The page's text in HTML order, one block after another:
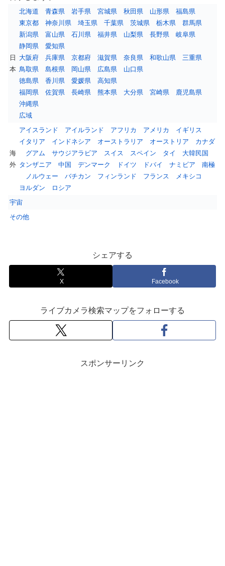
日
本
北海道 青森県 岩手県 宮城県 秋田県 山形県
福島県
東京都
神奈川県 埼玉県 千葉県 茨城県 栃木県
群馬県
新潟県
富山県 石川県 福井県 山梨県 長野県
岐阜県
静岡県
愛知県
大阪府
兵庫県 京都府 滋賀県 奈良県 和歌山県
三重県
鳥取県
島根県 岡山県 広島県
山口県
徳島県
香川県 愛媛県
高知県
福岡県
佐賀県 長崎県 熊本県 大分県 宮崎県
鹿児島県
沖縄県
広域
海
外
アイスランド アイルランド アフリカ アメリカ
イギリス
イタリア
インドネシア オーストラリア オーストリア
カナダ
グアム
サウジアラビア スイス スペイン タイ
大韓民国
タンザニア
中国 デンマーク ドイツ ドバイ ナミビア
南極
ノルウェー
バチカン フィンランド フランス
メキシコ
ヨルダン
ロシア
宇宙
その他
シェアする
X Facebook
ライブカメラ検索マップをフォローする
スポンサーリンク